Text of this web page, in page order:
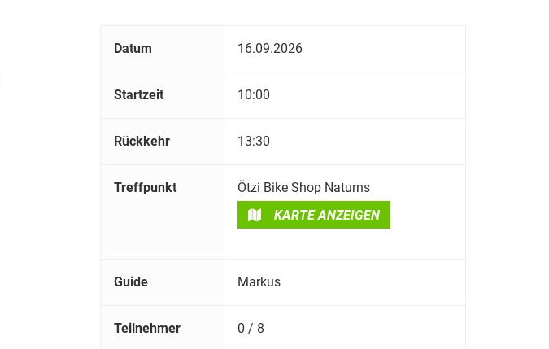
Datum 16.09.2026
Startzeit 10:00
Rückkehr 13:30
Treffpunkt
Ötzi Bike Shop Naturns
KARTE ANZEIGEN
Guide Markus
Teilnehmer 0 / 8